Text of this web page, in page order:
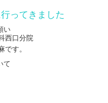
い
て
ってきました
西口分院
です。